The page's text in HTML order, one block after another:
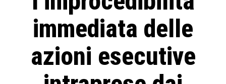
immediata delle
azioni esecutive